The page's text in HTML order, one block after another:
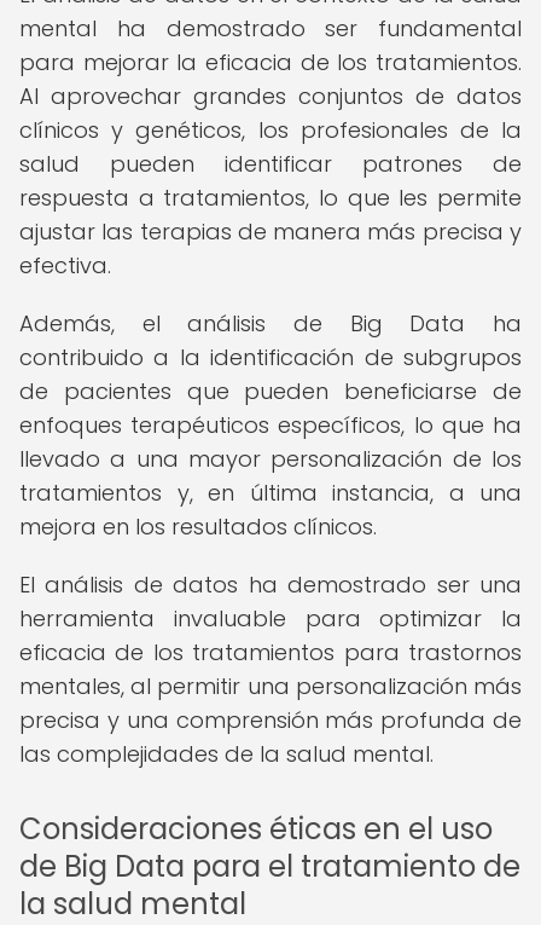
mental ha demostrado ser fundamental
para mejorar la eficacia de los tratamientos.
Al aprovechar grandes conjuntos de datos
clínicos y genéticos, los profesionales de la
salud pueden identificar patrones de
respuesta a tratamientos, lo que les permite
ajustar las terapias de manera más precisa y
efectiva.
Además, el análisis de Big Data ha
contribuido a la identificación de subgrupos
de pacientes que pueden beneficiarse de
enfoques terapéuticos específicos, lo que ha
llevado a una mayor personalización de los
tratamientos y, en última instancia, a una
mejora en los resultados clínicos.
El análisis de datos ha demostrado ser una
herramienta invaluable para optimizar la
eficacia de los tratamientos para trastornos
mentales, al permitir una personalización más
precisa y una comprensión más profunda de
las complejidades de la salud mental.
Consideraciones éticas en el uso
de Big Data para el tratamiento de
la salud mental